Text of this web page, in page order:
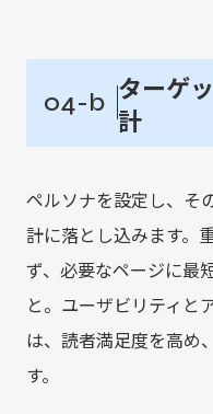
04-b ターゲ
計
ペルソナを設定し、そ
計に落とし込みます。
ず、必要なページに最
と。ユーザビリティと
は、読者満足度を高め
す。